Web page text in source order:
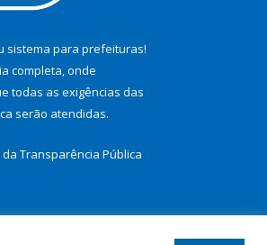
sistema para prefeituras!
completa, onde
todas as exigências das
serão atendidas.
Transparência Pública